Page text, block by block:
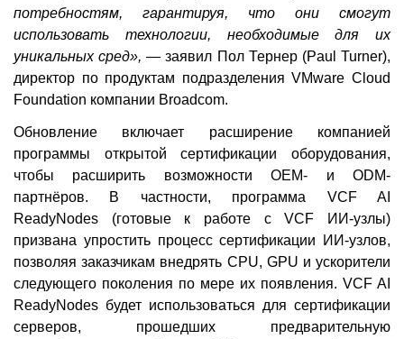
потребностям, гарантируя, что они смогут
использовать технологии, необходимые для их
уникальных сред»,— заявил Пол Тернер (Paul Turner),
директор по продуктам подразделения VMware Cloud
Foundation компании Broadcom.
Обновление включает расширение компанией
программы открытой сертификации оборудования,
чтобы расширить возможности OEM- и ODM-
партнёров. В частности, программа VCF AI
ReadyNodes (готовые к работе с VCF ИИ-узлы)
призвана упростить процесс сертификации ИИ-узлов,
позволяя заказчикам внедрять CPU, GPU и ускорители
следующего поколения по мере их появления. VCF AI
ReadyNodes будет использоваться для сертификации
серверов, прошедших предварительную